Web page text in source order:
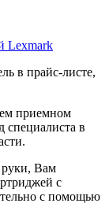
Lexmark
в прайс-листе,
приемном
специалиста в
Вам
с
с помощью